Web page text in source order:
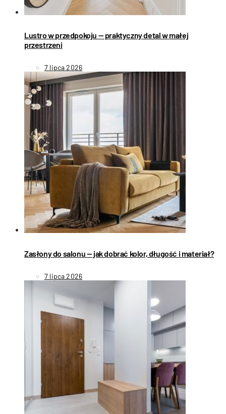
Lustro w przedpokoju — praktyczny detal w małej
przestrzeni
7 lipca 2026
Zasłony do salonu — jak dobrać kolor, długość i materiał?
7 lipca 2026